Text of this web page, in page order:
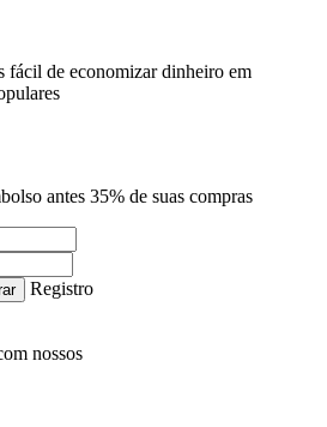
fácil de economizar dinheiro em
antes 35% de suas compras
Registro
nossos